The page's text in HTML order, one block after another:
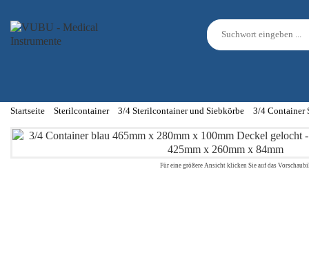
Startseite Sterilcontainer 3/4 Sterilcontainer und Siebkörbe 3/4 Container
Für eine größere Ansicht klicken Sie auf das